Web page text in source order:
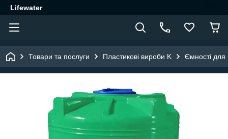
Lifewater
Товари та послуги Пластикові вироби K Ємності для